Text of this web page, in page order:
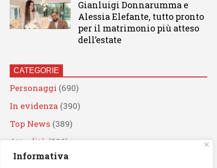
Informativa
Gianluigi Donnarumma e
Alessia Elefante, tutto pronto
per il matrimonio più atteso
dell’estate
CATEGORIE
Personaggi (690)
In evidenza (390)
Top News (389)
Attualità (336)
Eventi(330)